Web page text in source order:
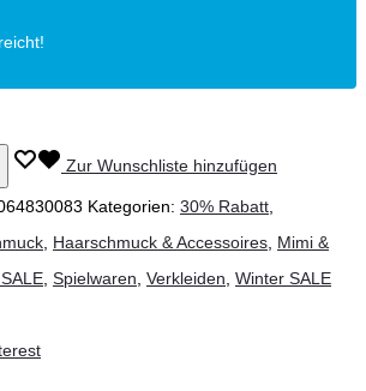
Zur Wunschliste hinzufügen
Kategorien: 30% Rabatt
Haarschmuck & Accessoires Mimi &
Spielwaren Verkleiden Winter SALE